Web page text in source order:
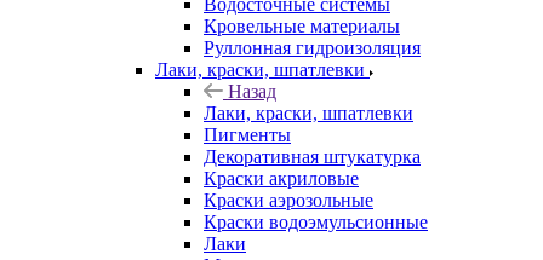
Водосточные системы
Кровельные материалы
Руллонная гидроизоляция
Лаки, краски, шпатлевки
Назад
Лаки, краски, шпатлевки
Пигменты
Декоративная штукатурка
Краски акриловые
Краски аэрозольные
Краски водоэмульсионные
Лаки